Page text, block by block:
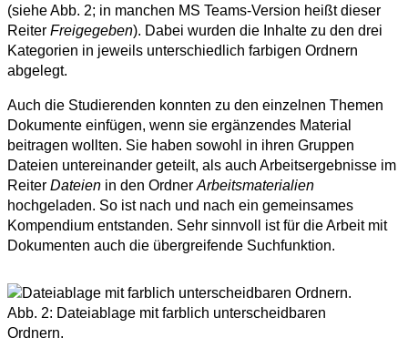
(siehe Abb. 2; in manchen MS Teams-Version heißt dieser
Reiter Freigegeben). Dabei wurden die Inhalte zu den drei
Kategorien in jeweils unterschiedlich farbigen Ordnern
abgelegt.
Auch die Studierenden konnten zu den einzelnen Themen
Dokumente einfügen, wenn sie ergänzendes Material
beitragen wollten. Sie haben sowohl in ihren Gruppen
Dateien untereinander geteilt, als auch Arbeitsergebnisse im
Reiter Dateien in den Ordner Arbeitsmaterialien
hochgeladen. So ist nach und nach ein gemeinsames
Kompendium entstanden. Sehr sinnvoll ist für die Arbeit mit
Dokumenten auch die übergreifende Suchfunktion.
Abb. 2: Dateiablage mit farblich unterscheidbaren
Ordnern.